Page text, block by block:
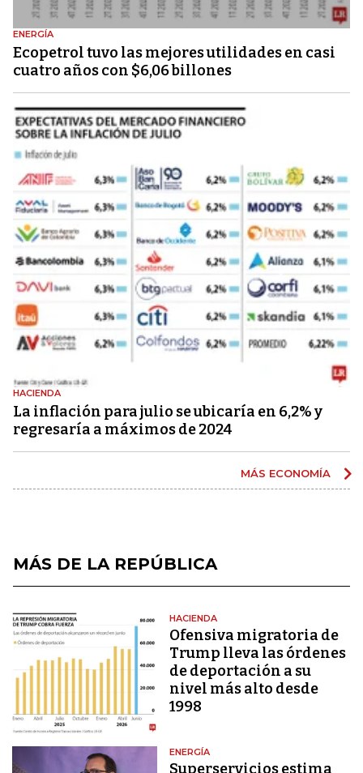
ENERGÍA
Ecopetrol tuvo las mejores utilidades en casi
cuatro años con $6,06 billones
HACIENDA
La inflación para julio se ubicaría en 6,2% y
regresaría a máximos de 2024
MÁS ECONOMÍA
MÁS DE LA REPÚBLICA
HACIENDA
Ofensiva migratoria de
Trump lleva las órdenes
de deportación a su
nivel más alto desde
1998
ENERGÍA
Superservicios estima